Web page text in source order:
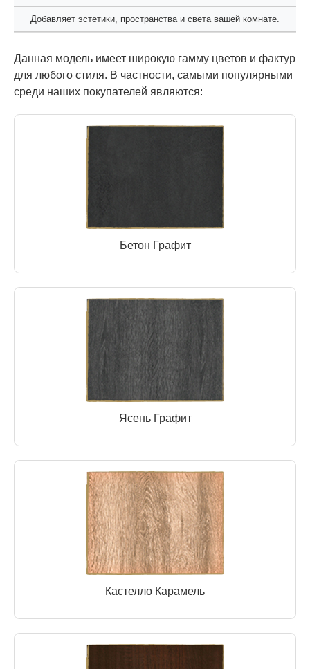
Добавляет эстетики, пространства и света вашей комнате.
Данная модель имеет широкую гамму цветов и фактур
для любого стиля. В частности, самыми популярными
среди наших покупателей являются:
Бетон Графит
Ясень Графит
Кастелло Карамель